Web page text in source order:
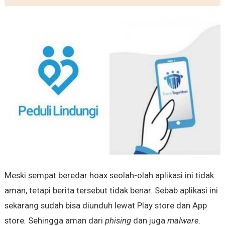
Meski sempat beredar hoax seolah-olah aplikasi ini tidak
aman, tetapi berita tersebut tidak benar. Sebab aplikasi ini
sekarang sudah bisa diunduh lewat Play store dan App
store. Sehingga aman dari phisingdan juga malware.